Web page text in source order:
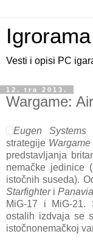
Igrorama
Vesti i opisi PC
12. tra 2013.
Wargame:
Eugen Systems
strategije Wargame
predstavljanja
nemačke jedinice
istočnih suseda).
Starfighter i
MiG-17 i MiG-21.
ostalih izdvaja se
istočnonemačkoj